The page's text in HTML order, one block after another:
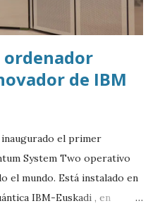
ordenador
de IBM
el primer
System Two operativo
el mundo. Está instalado en
IBM-Euskadi , en